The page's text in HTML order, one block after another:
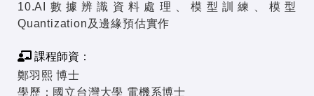
10.AI數據辨識資料處理、模型訓練、模型
Quantization及邊緣預估實作
課程師資：
鄭羽熙 博士
學歷：國立台灣大學 電機系博士